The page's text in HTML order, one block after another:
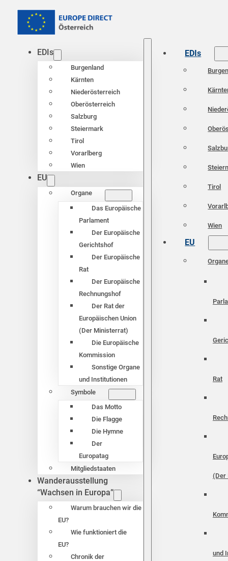
EDIs
Burgenland
Kärnten
Niederösterreich
Oberösterreich
Salzburg
Steiermark
Tirol
Vorarlberg
Wien
EU
Organe
Das Europäische
Parlament
Der Europäische
Gerichtshof
Der Europäische
Rat
Der Europäische
Rechnungshof
Der Rat der
Europäischen Union
(Der Ministerrat)
Die Europäische
Kommission
Sonstige Organe
und Institutionen
Symbole
Das Motto
Die Flagge
Die Hymne
Der
Europatag
Mitgliedstaaten
Wanderausstellung
“Wachsen in Europa”
Warum brauchen wir die
EU?
Wie funktioniert die
EU?
Chronik der
EDIs
Tirol
Wien
EU
Rat
(Der
und